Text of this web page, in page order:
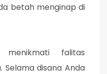
betah menginap di
menikmati falitas
Selama disana Anda